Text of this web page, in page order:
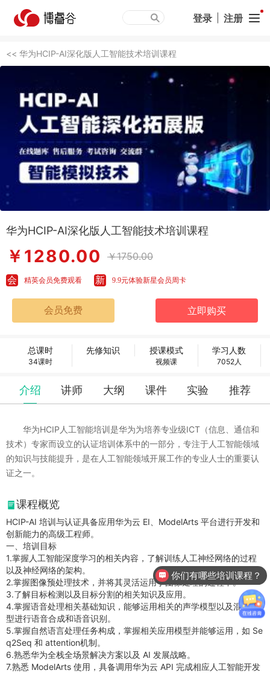
登录 注册
<< 华为HCIP-AI深化版人工智能技术培训课程
华为HCIP-AI深化版人工智能技术培训课程
￥1280.00 ￥1750.00
会 精英会员免费观看 新 9.9元体验新星会员周卡
总课时
34课时
先修知识 授课模式
视频课
学习人数
7052人
介绍 讲师 大纲 课件 实验 推荐
华为HCIP人工智能培训是华为为培养专业级ICT（信息、通信和
技术）专家而设立的认证培训体系中的一部分，专注于人工智能领域
的知识与技能提升，是在人工智能领域开展工作的专业人士的重要认
证之一。
课程概览
HCIP-AI 培训与认证具备应用华为云 EI、ModelArts 平台进行开发和
创新能力的高级工程师。
一、培训目标
1.掌握人工智能深度学习的相关内容，了解训练人工神经网络的过程
以及神经网络的架构。
2.掌握图像预处理技术，并将其灵活运用于图像处理的过程中。
3.了解目标检测以及目标分割的相关知识及应用。
4.掌握语音处理相关基础知识，能够运用相关的声学模型以及混合模
型进行语音合成和语音识别。
5.掌握自然语言处理任务构成，掌握相关应用模型并能够运用，如 Se
q2Seq 和 attention机制。
6.熟悉华为全栈全场景解决方案以及 AI 发展战略。
7.熟悉 ModelArts 使用，具备调用华为云 API 完成相应人工智能开发
你们有哪些培训课程？